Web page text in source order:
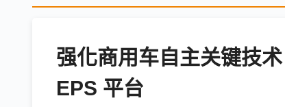
强化商用车自主关键技
EPS 平台